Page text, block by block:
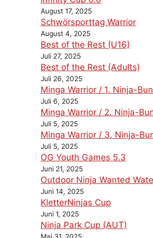
August 17, 2025
Schwörsporttag Warrior
August 4, 2025
Best of the Rest (U16)
Juli 27, 2025
Best of the Rest (Adults)
Juli 26, 2025
Minga Warrior / 1. Ninja-
Juli 6, 2025
Minga Warrior / 2. Ninja-
Juli 5, 2025
Minga Warrior / 3. Ninja-
Juli 5, 2025
OG Youth Games 5.3
Juni 21, 2025
Outdoor Ninja Wanted
Juni 14, 2025
KletterNinjas Cup
Juni 1, 2025
Ninja Park Cup (AUT)
Mai 31, 2025